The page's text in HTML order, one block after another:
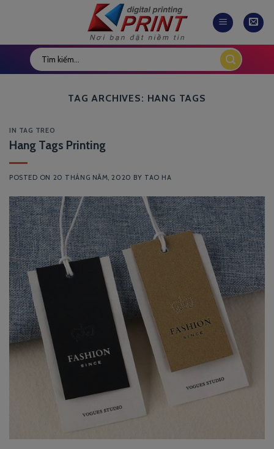
TAG ARCHIVES: HANG TAGS
IN TAG TREO
Hang Tags Printing
POSTED ON 20 THÁNG NĂM, 2020 BY TAO HA